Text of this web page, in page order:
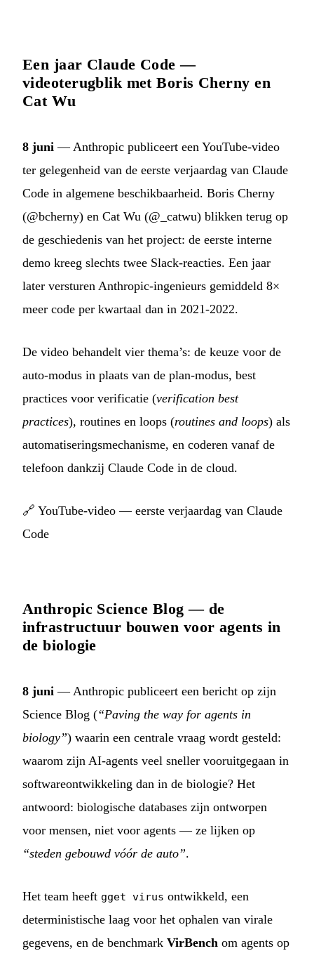
Een jaar Claude Code —
videoterugblik met Boris Cherny en
Cat Wu
8 juni — Anthropic publiceert een YouTube-video
ter gelegenheid van de eerste verjaardag van Claude
Code in algemene beschikbaarheid. Boris Cherny
(@bcherny) en Cat Wu (@_catwu) blikken terug op
de geschiedenis van het project: de eerste interne
demo kreeg slechts twee Slack-reacties. Een jaar
later versturen Anthropic-ingenieurs gemiddeld 8×
meer code per kwartaal dan in 2021-2022.
De video behandelt vier thema’s: de keuze voor de
auto-modus in plaats van de plan-modus, best
practices voor verificatie (verification best
practices), routines en loops (routines and loops) als
automatiseringsmechanisme, en coderen vanaf de
telefoon dankzij Claude Code in de cloud.
🔗 YouTube-video — eerste verjaardag van Claude
Code
Anthropic Science Blog — de
infrastructuur bouwen voor agents in
de biologie
8 juni — Anthropic publiceert een bericht op zijn
Science Blog (“Paving the way for agents in
biology”) waarin een centrale vraag wordt gesteld:
waarom zijn AI-agents veel sneller vooruitgegaan in
softwareontwikkeling dan in de biologie? Het
antwoord: biologische databases zijn ontworpen
voor mensen, niet voor agents — ze lijken op
“steden gebouwd vóór de auto”.
Het team heeft gget virus ontwikkeld, een
deterministische laag voor het ophalen van virale
gegevens, en de benchmark VirBench om agents op